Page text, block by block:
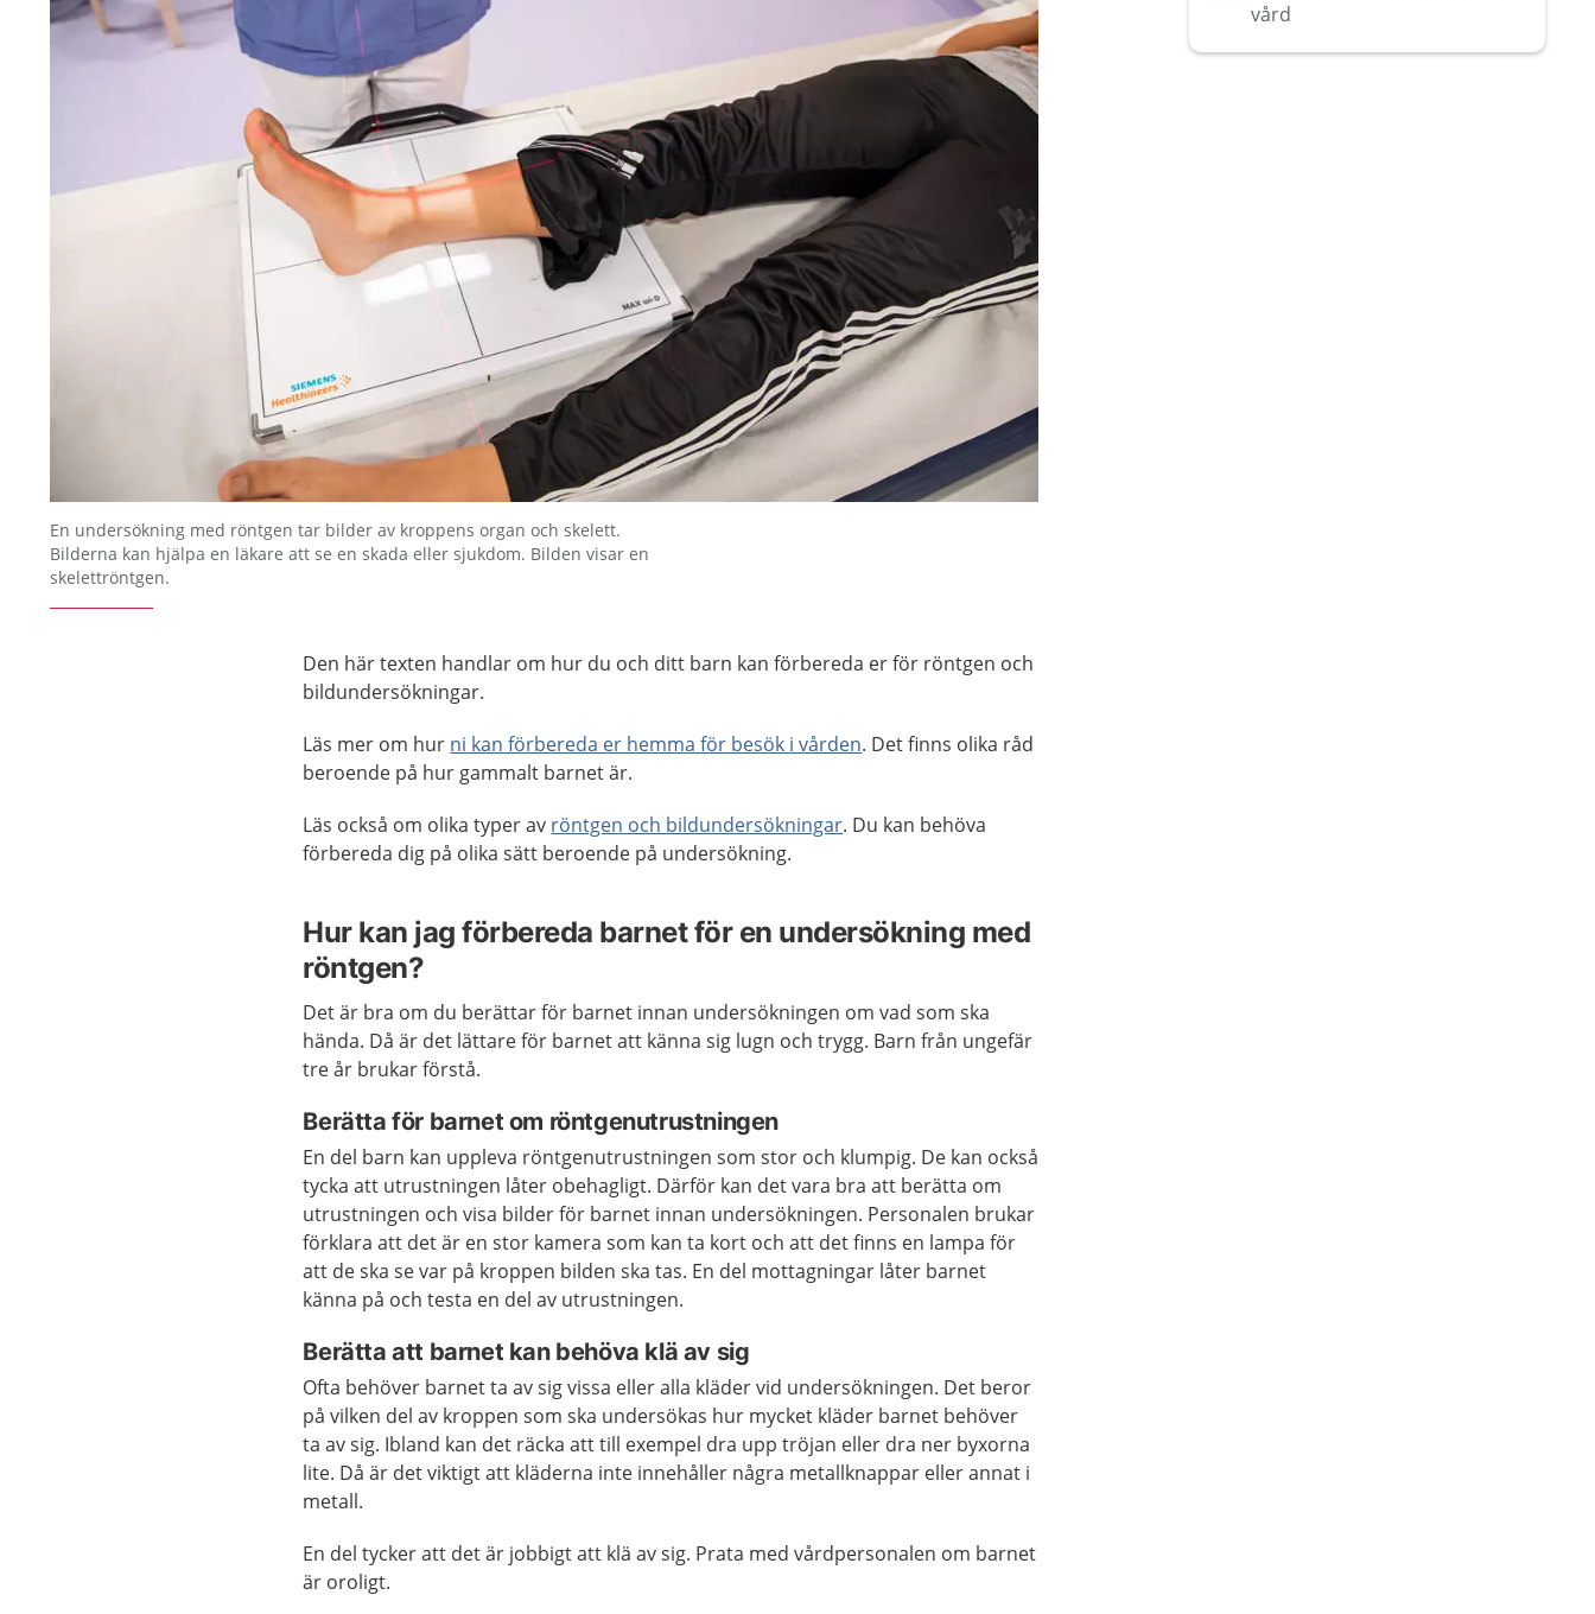
En undersökning med röntgen tar bilder av kroppens organ och skelett.
Bilderna kan hjälpa en läkare att se en skada eller sjukdom. Bilden visar en
skelettröntgen.
Den här texten handlar om hur du och ditt barn kan förbereda er för röntgen och
bildundersökningar.
Läs mer om hur ni kan förbereda er hemma för besök i vården. Det finns olika råd
beroende på hur gammalt barnet är.
Läs också om olika typer av röntgen och bildundersökningar. Du kan behöva
förbereda dig på olika sätt beroende på undersökning.
Hur kan jag förbereda barnet för en undersökning med
röntgen?
Det är bra om du berättar för barnet innan undersökningen om vad som ska
hända. Då är det lättare för barnet att känna sig lugn och trygg. Barn från ungefär
tre år brukar förstå.
Berätta för barnet om röntgenutrustningen
En del barn kan uppleva röntgenutrustningen som stor och klumpig. De kan också
tycka att utrustningen låter obehagligt. Därför kan det vara bra att berätta om
utrustningen och visa bilder för barnet innan undersökningen. Personalen brukar
förklara att det är en stor kamera som kan ta kort och att det finns en lampa för
att de ska se var på kroppen bilden ska tas. En del mottagningar låter barnet
känna på och testa en del av utrustningen.
Berätta att barnet kan behöva klä av sig
Ofta behöver barnet ta av sig vissa eller alla kläder vid undersökningen. Det beror
på vilken del av kroppen som ska undersökas hur mycket kläder barnet behöver
ta av sig. Ibland kan det räcka att till exempel dra upp tröjan eller dra ner byxorna
lite. Då är det viktigt att kläderna inte innehåller några metallknappar eller annat i
metall.
En del tycker att det är jobbigt att klä av sig. Prata med vårdpersonalen om barnet
är oroligt.
vård